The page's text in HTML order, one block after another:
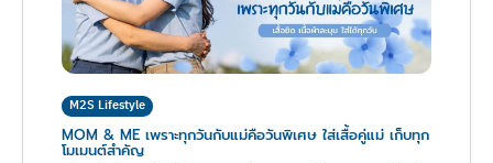
M2S Lifestyle
MOM & ME เพราะทุกวันกับแม่คือวันพิเศษ ใส่เสื้อคู่แม่ เก็บทุก
โมเมนต์สำคัญ